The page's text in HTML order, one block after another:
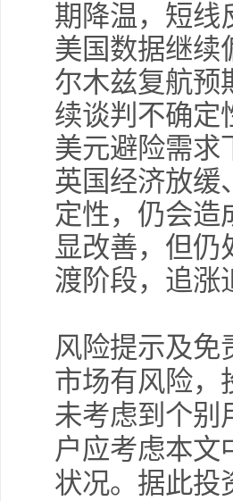
期降温，短线
美国数据继续
尔木兹复航预
续谈判不确定
美元避险需求
英国经济放缓
定性，仍会造
显改善，但仍
渡阶段，追涨
风险提示及免
市场有风险，
未考虑到个别
户应考虑本文
状况。据此投